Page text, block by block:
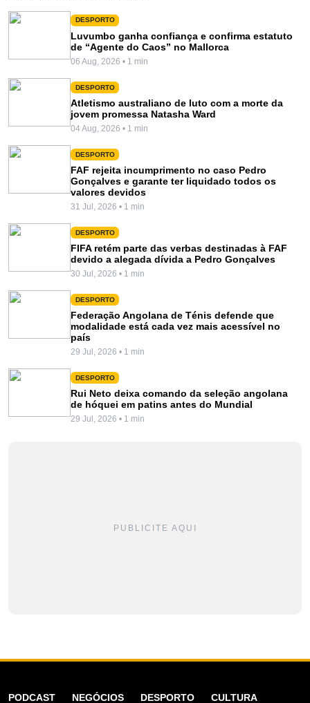
DESPORTO
Luvumbo ganha confiança e confirma estatuto
de “Agente do Caos” no Mallorca
06 Aug, 2026 • 1 min
DESPORTO
Atletismo australiano de luto com a morte da
jovem promessa Natasha Ward
04 Aug, 2026 • 1 min
DESPORTO
FAF rejeita incumprimento no caso Pedro
Gonçalves e garante ter liquidado todos os
valores devidos
31 Jul, 2026 • 1 min
DESPORTO
FIFA retém parte das verbas destinadas à FAF
devido a alegada dívida a Pedro Gonçalves
30 Jul, 2026 • 1 min
DESPORTO
Federação Angolana de Ténis defende que
modalidade está cada vez mais acessível no
país
29 Jul, 2026 • 1 min
DESPORTO
Rui Neto deixa comando da seleção angolana
de hóquei em patins antes do Mundial
29 Jul, 2026 • 1 min
PUBLICITE AQUI
PODCAST NEGÓCIOS DESPORTO CULTURA